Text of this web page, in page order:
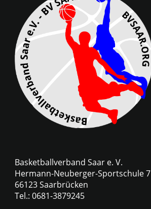
Basketballverband Saar e. V.
Hermann-Neuberger-Sportschule 7
66123 Saarbrücken
Tel.: 0681-3879245